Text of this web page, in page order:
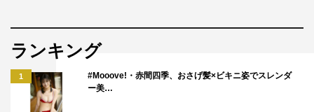
ランキング
1
#Mooove!・赤間四季、おさげ髪×ビキニ姿でスレンダ
ー美…